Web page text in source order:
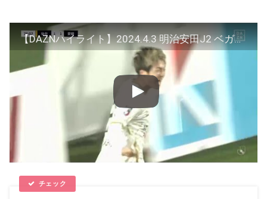
【DAZNハイライト】2024.4.3 明治安田J2 ベガルタ仙台 vs 愛媛FC